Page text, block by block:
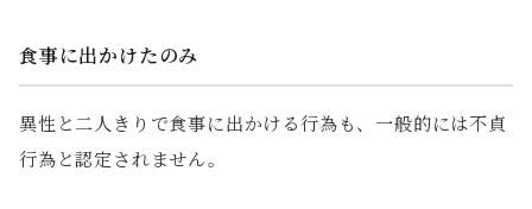
食事に出かけたのみ
異性と二人きりで食事に出かける行為も、一般的には不貞
行為と認定されません。